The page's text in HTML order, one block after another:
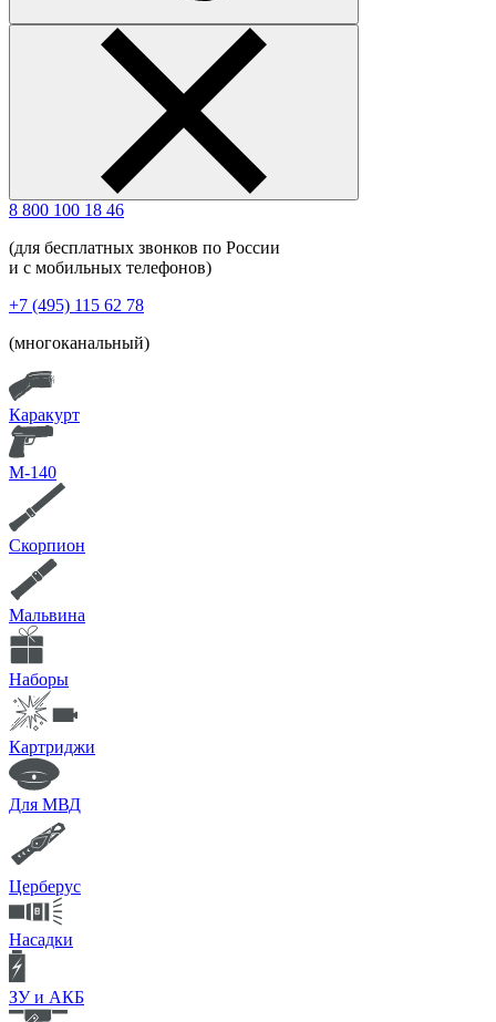
8 800 100 18 46
(для бесплатных звонков по России
и с мобильных телефонов)
+7 (495) 115 62 78
(многоканальный)
Каракурт
М-140
Скорпион
Мальвина
Наборы
Картриджи
Для МВД
Церберус
Насадки
ЗУ и АКБ